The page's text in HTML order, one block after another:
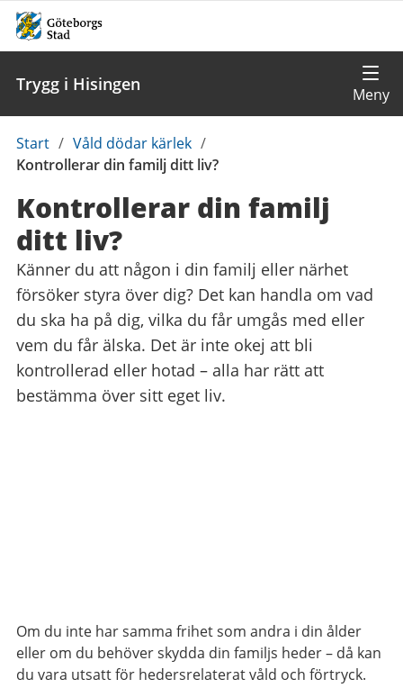
Trygg i Hisingen
Du
är
Start / Våld dödar kärlek /
Kontrollerar din familj ditt liv?
Kontrollerar din familj
ditt liv?
Känner du att någon i din familj eller närhet
försöker styra över dig? Det kan handla om vad
du ska ha på dig, vilka du får umgås med eller
vem du får älska. Det är inte okej att bli
kontrollerad eller hotad – alla har rätt att
bestämma över sitt eget liv.
Om du inte har samma frihet som andra i din ålder
eller om du behöver skydda din familjs heder – då kan
du vara utsatt för hedersrelaterat våld och förtryck.